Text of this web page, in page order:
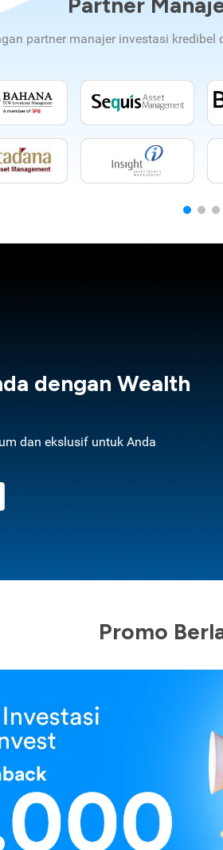
partner manajer investasi
dengan Wealth
dan ekslusif untuk Anda
Promo